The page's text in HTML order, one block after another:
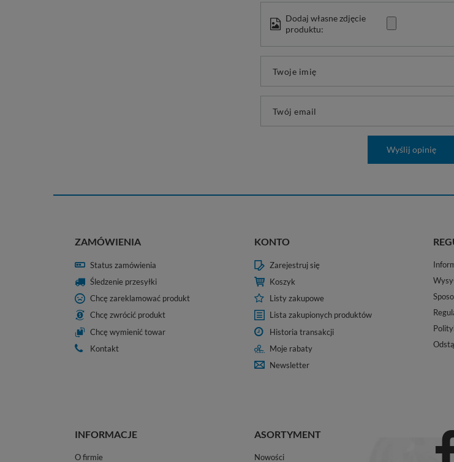
Dodaj własne zdjęcie
produktu:
Twoje imię
Twój email
Wyślij opinię
ZAMÓWIENIA
Status zamówienia
Śledzenie przesyłki
Chcę zareklamować produkt
Chcę zwrócić produkt
Chcę wymienić towar
Kontakt
KONTO
Zarejestruj się
Koszyk
Listy zakupowe
Lista zakupionych produktów
Historia transakcji
Moje rabaty
Newsletter
INFORMACJE
O firmie
ASORTYMENT
Nowości